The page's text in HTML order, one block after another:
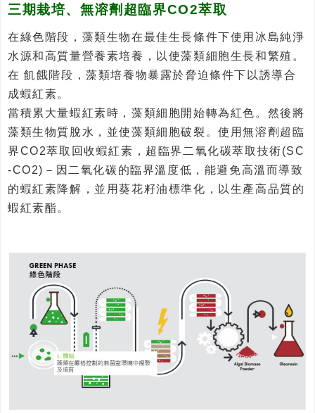
三期栽培、無溶劑超臨界CO2萃取
在綠色階段，藻類生物在最佳生長條件下使用冰島純淨
水源和高質量營養素培養，以使藻類細胞生長和繁殖。
在 飢餓階段，藻類培養物暴露於脅迫條件下以誘導合
成蝦紅素。
當積累大量蝦紅素時，藻類細胞開始轉為紅色。然後將
藻類生物質脫水，並使藻類細胞破裂。使用無溶劑超臨
界CO2萃取回收蝦紅素，超臨界二氧化碳萃取技術(SC
-CO2)－因二氧化碳的臨界溫度低，能避免高溫而導致
的蝦紅素降解，並用葵花籽油標準化，以生產高品質的
蝦紅素酯。